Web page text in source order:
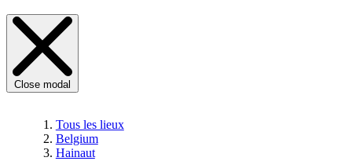
Close modal
Tous les lieux
Belgium
Hainaut